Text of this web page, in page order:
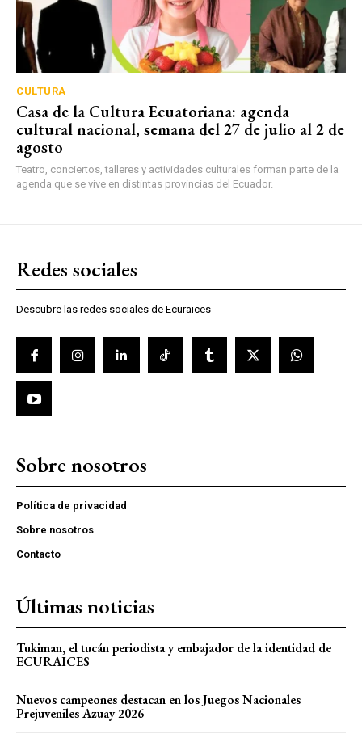
CULTURA
Casa de la Cultura Ecuatoriana: agenda
cultural nacional, semana del 27 de julio al 2 de
agosto
Teatro, conciertos, talleres y actividades culturales forman parte de la
agenda que se vive en distintas provincias del Ecuador.
Redes sociales
Descubre las redes sociales de Ecuraices
Sobre nosotros
Política de privacidad
Sobre nosotros
Contacto
Últimas noticias
Tukiman, el tucán periodista y embajador de la identidad de
ECURAICES
Nuevos campeones destacan en los Juegos Nacionales
Prejuveniles Azuay 2026